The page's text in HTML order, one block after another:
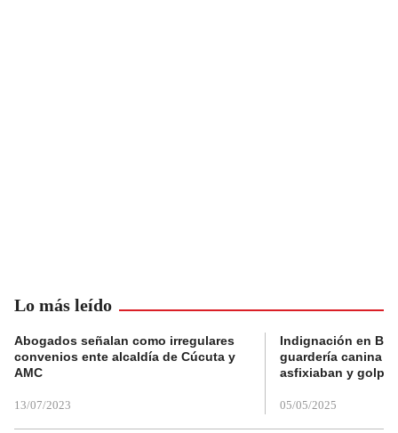
Lo más leído
Abogados señalan como irregulares
convenios ente alcaldía de Cúcuta y
AMC
13/07/2023
Indignación en
guardería canina
asfixiaban y
05/05/2025